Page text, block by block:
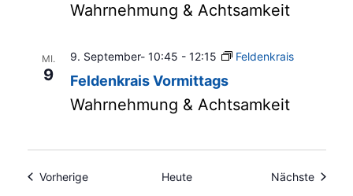
Wahrnehmung & Achtsamkeit
MI.
9 Feldenkrais Vormittags
9. September- 10:45 - 12:15 Feldenkrais
Wahrnehmung & Achtsamkeit
VorherigeVeranstaltungenHeute Nächste